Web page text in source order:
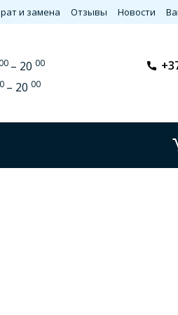
и замена Отзывы Новости
– 20 00
– 20 00